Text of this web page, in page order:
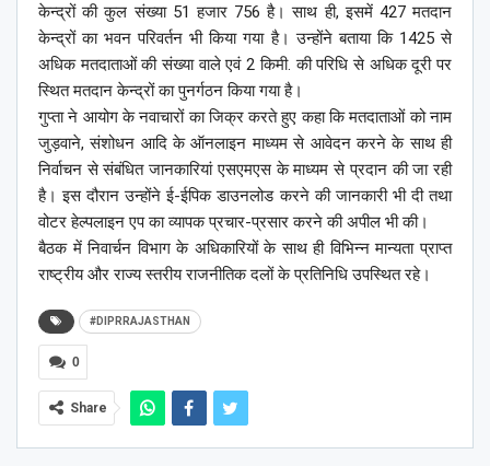
केन्द्रों की कुल संख्या 51 हजार 756 है। साथ ही, इसमें 427 मतदान
केन्द्रों का भवन परिवर्तन भी किया गया है। उन्होंने बताया कि 1425 से
अधिक मतदाताओं की संख्या वाले एवं 2 किमी. की परिधि से अधिक दूरी पर
स्थित मतदान केन्द्रों का पुनर्गठन किया गया है।
गुप्ता ने आयोग के नवाचारों का जिक्र करते हुए कहा कि मतदाताओं को नाम
जुड़वाने, संशोधन आदि के ऑनलाइन माध्यम से आवेदन करने के साथ ही
निर्वाचन से संबंधित जानकारियां एसएमएस के माध्यम से प्रदान की जा रही
है। इस दौरान उन्होंने ई-ईपिक डाउनलोड करने की जानकारी भी दी तथा
वोटर हेल्पलाइन एप का व्यापक प्रचार-प्रसार करने की अपील भी की।
बैठक में निवार्चन विभाग के अधिकारियों के साथ ही विभिन्न मान्यता प्राप्त
राष्ट्रीय और राज्य स्तरीय राजनीतिक दलों के प्रतिनिधि उपस्थित रहे। ‎
#DIPRRAJASTHAN
0
Share